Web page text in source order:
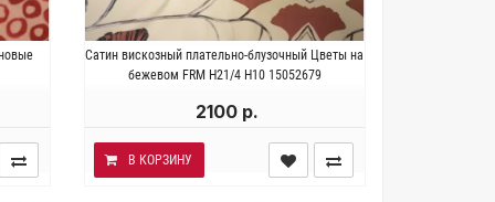
см.
Сатин вискозный плательно-блузочный Цветы на
бежевом FRM H21/4 H10 15052679
Италия . Состав 100% вискоза.
Плотность ~ 100 гр/м2. Ширина 146
2100 р.
В КОРЗИНУ